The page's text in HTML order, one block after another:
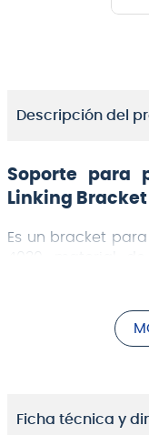
Descripción del
Soporte para
Linking
Es un bracket
Ficha técnica y